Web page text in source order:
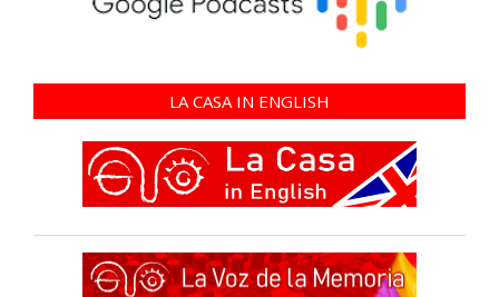
LA CASA IN ENGLISH